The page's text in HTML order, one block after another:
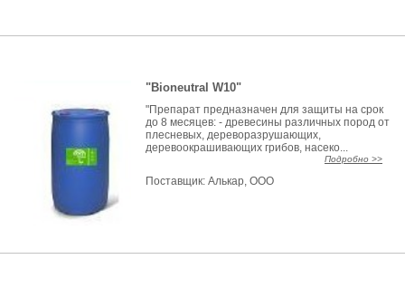
"Bioneutral W10"
"Препарат предназначен для защиты на срок
до 8 месяцев: - древесины различных пород от
плесневых, дереворазрушающих,
деревоокрашивающих грибов, насеко...
Подробно >>
Поставщик:Алькар, ООО